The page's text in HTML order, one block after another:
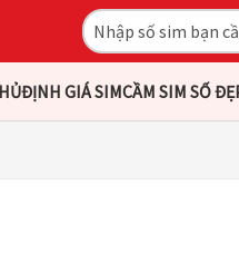
ĐỊNH GIÁ SIMCẦM SIM SỐ